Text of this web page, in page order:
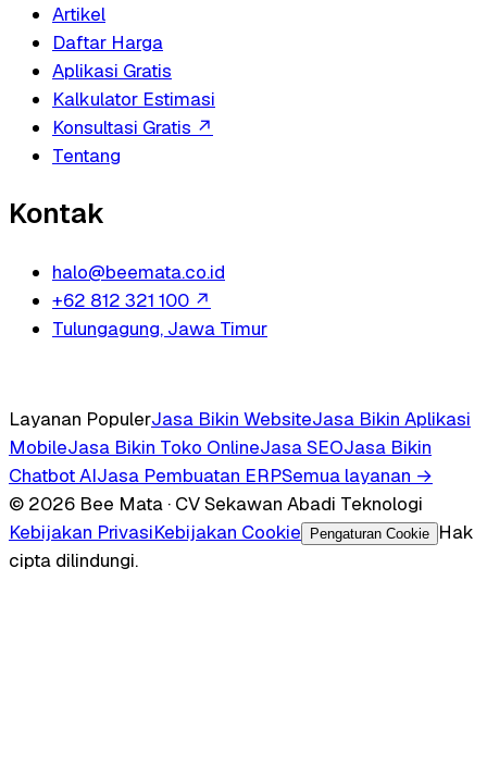
Artikel
Daftar Harga
Aplikasi Gratis
Kalkulator Estimasi
Konsultasi Gratis ↗
Tentang
Kontak
halo@beemata.co.id
+62 812 321 100 ↗
Tulungagung, Jawa Timur
Layanan PopulerJasa Bikin WebsiteJasa Bikin Aplikasi
MobileJasa Bikin Toko OnlineJasa SEOJasa Bikin
Chatbot AIJasa Pembuatan ERPSemua layanan →
© 2026 Bee Mata · CV Sekawan Abadi Teknologi
Kebijakan PrivasiKebijakan Cookie Pengaturan Cookie
Hak
cipta dilindungi.